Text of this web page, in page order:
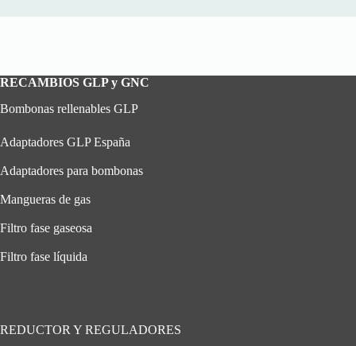
RECAMBIOS GLP y GNC
Bombonas rellenables GLP
Adaptadores GLP España
Adaptadores para bombonas
Mangueras de gas
Filtro fase gaseosa
Filtro fase líquida
REDUCTOR Y REGULADORES